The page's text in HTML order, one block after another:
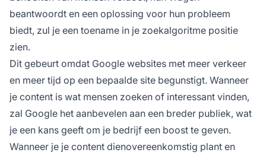
beantwoordt en een oplossing voor hun probleem
biedt, zul je een toename in je zoekalgoritme positie
zien.
Dit gebeurt omdat Google websites met meer verkeer
en meer tijd op een bepaalde site begunstigt. Wanneer
je content is wat mensen zoeken of interessant vinden,
zal Google het aanbevelen aan een breder publiek, wat
je een kans geeft om je bedrijf een boost te geven.
Wanneer je je content dienovereenkomstig plant en